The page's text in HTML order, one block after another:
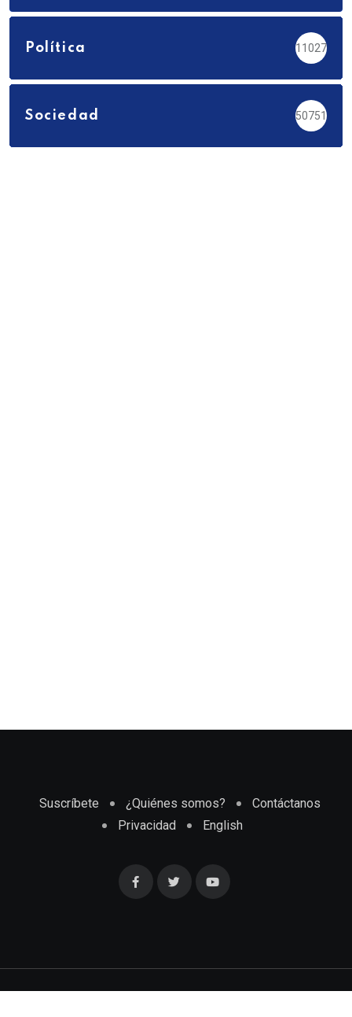
Política 11027
Sociedad 50751
Suscríbete ¿Quiénes somos?
Contáctanos
Privacidad
English